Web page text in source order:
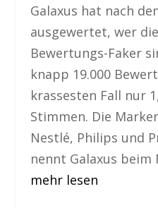
Galaxus hat nach
ausgewertet, wer
Bewertungs-Faker
knapp 19.000
krassesten Fall nur
Stimmen. Die
Nestlé, Philips und
nennt Galaxus beim
mehr lesen